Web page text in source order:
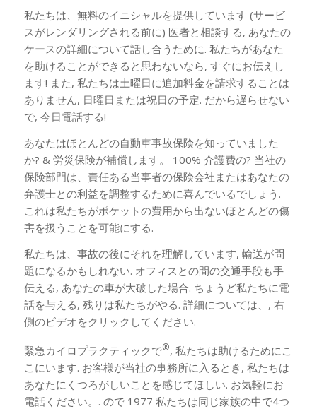
私たちは、無料のイニシャルを提供しています (サービ
スがレンダリングされる前に) 医者と相談する, あなたの
ケースの詳細について話し合うために. 私たちがあなた
を助けることができると思わないなら, すぐにお伝えし
ます! また, 私たちは土曜日に追加料金を請求することは
ありません, 日曜日または祝日の予定. だから遅らせない
で, 今日電話する!
あなたはほとんどの自動車事故保険を知っていました
か? & 労災保険が補償します。 100% 介護費の? 当社の
保険部門は、責任ある当事者の保険会社またはあなたの
弁護士との利益を調整するために喜んでいるでしょう.
これは私たちがポケットの費用から出ないほとんどの傷
害を扱うことを可能にする.
私たちは、事故の後にそれを理解しています, 輸送が問
題になるかもしれない. オフィスとの間の交通手段も手
伝える, あなたの車が大破した場合. ちょうど私たちに電
話を与える, 残りは私たちがやる. 詳細については、, 右
側のビデオをクリックしてください.
緊急カイロプラクティックで®, 私たちは助けるためにこ
こにいます. お客様が当社の事務所に入るとき, 私たちは
あなたにくつろがしいことを感じてほしい. お気軽にお
電話ください。. ので 1977 私たちは同じ家族の中で4つ